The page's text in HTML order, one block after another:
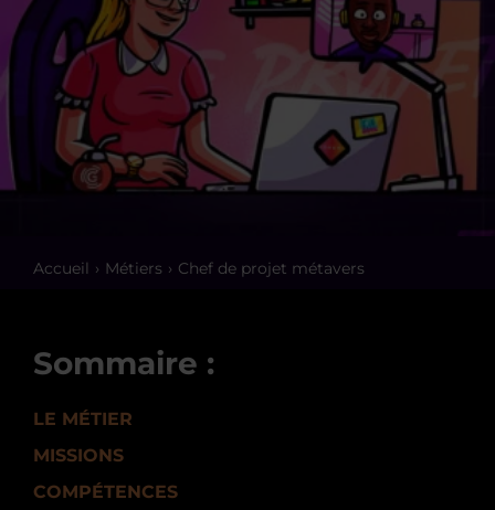
Accueil Métiers Chef de projet métavers
Sommaire :
LE MÉTIER
MISSIONS
COMPÉTENCES